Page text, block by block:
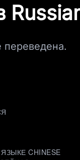
переведена.
CHINESE